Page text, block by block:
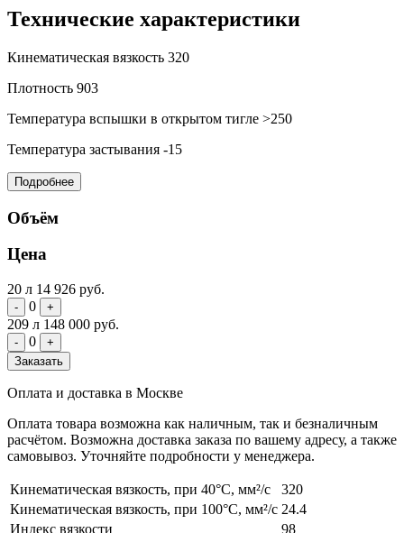
Технические характеристики
Кинематическая вязкость 320
Плотность 903
Температура вспышки в открытом тигле >250
Температура застывания -15
Подробнее
Объём
Цена
20 л 14 926 руб.
- 0 +
209 л 148 000 руб.
- 0
+
Заказать
Оплата и доставка в Москве
Оплата товара возможна как наличным, так и безналичным
расчётом. Возможна доставка заказа по вашему адресу, а также
самовывоз. Уточняйте подробности у менеджера.
Кинематическая вязкость, при 40°С, мм²/с
320
Кинематическая вязкость, при 100°С, мм²/с 24.4
Индекс вязкости
98